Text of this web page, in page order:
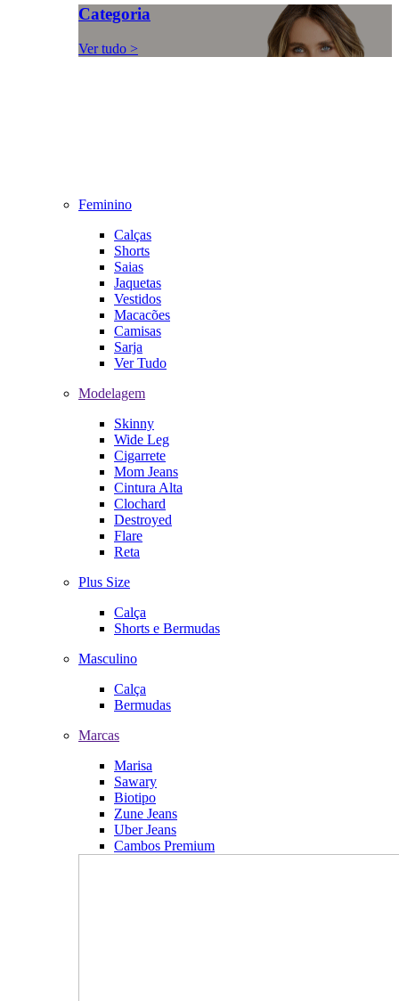
Categoria
Ver tudo >
Feminino
Calças
Shorts
Saias
Jaquetas
Vestidos
Macacões
Camisas
Sarja
Ver Tudo
Modelagem
Skinny
Wide Leg
Cigarrete
Mom Jeans
Cintura Alta
Clochard
Destroyed
Flare
Reta
Plus Size
Calça
Shorts e Bermudas
Masculino
Calça
Bermudas
Marcas
Marisa
Sawary
Biotipo
Zune Jeans
Uber Jeans
Cambos Premium